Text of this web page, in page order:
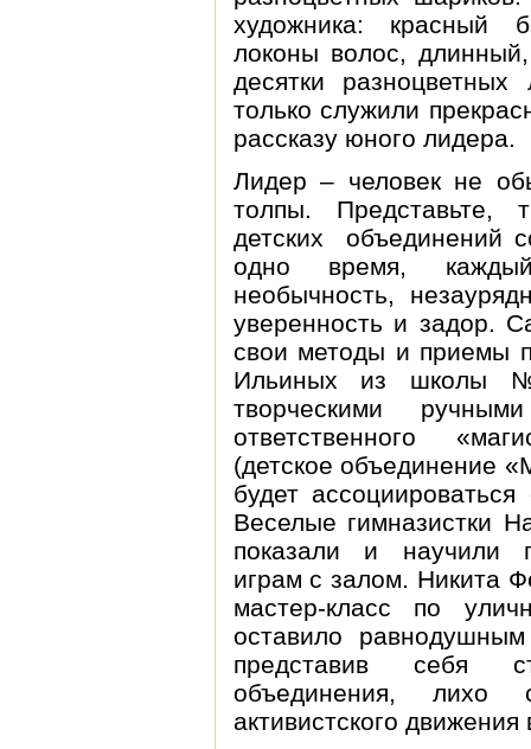
художника: красный
локоны волос,
десятки
только служили
рассказу юного лидера.
Лидер – человек не
толпы. Представьте,
детских объединений
одно время,
необычность,
уверенность и задор.
свои методы и приемы
Ильиных из школы
творческими
ответственного
(детское объединение
будет
Веселые гимназистки
показали и научили
играм с залом. Никита
мастер-класс по
оставило
представив себя
объединения, лихо
активистского